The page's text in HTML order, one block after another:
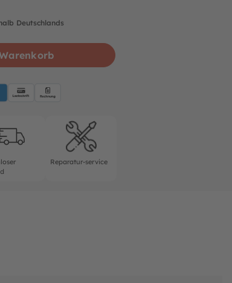
Deutschlands
PayPalBlueLastschrift
VersandReparatur-service
Reparatur-service